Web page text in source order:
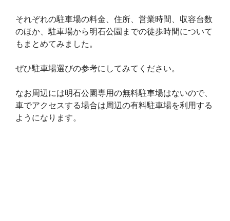
それぞれの駐車場の料金、住所、営業時間、収容台数
のほか、駐車場から明石公園までの徒歩時間について
もまとめてみました。
ぜひ駐車場選びの参考にしてみてください。
なお周辺には明石公園専用の無料駐車場はないので、
車でアクセスする場合は周辺の有料駐車場を利用する
ようになります。